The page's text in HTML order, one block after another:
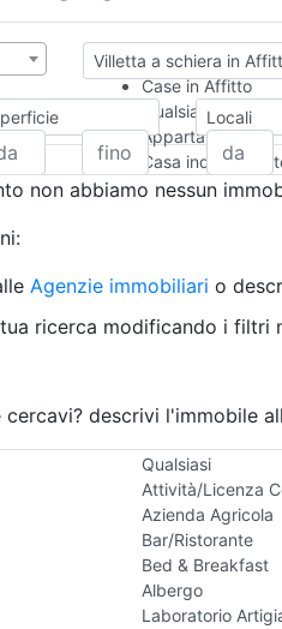
Villetta a schiera in
Case in Affitto
Qualsiasi
Appartamento
Casa
Casa Semi-
Rustico/Casale
Camera d'Albergo
Box/Garage
Qualsiasi
Attività/Licenza
Azienda Agricola
Bar/Ristorante
Bed & Breakfast
Albergo
Laboratorio
Locali
non abbiamo nessun
Agenzie immobiliari o
ricerca modificando i filtri
cercavi? descrivi l'immobile